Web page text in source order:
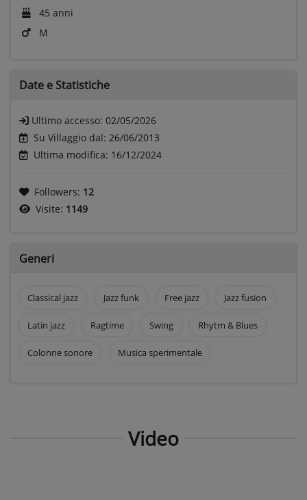
45 anni
M
Date e Statistiche
Ultimo accesso: 02/05/2026
Su Villaggio dal: 26/06/2013
Ultima modifica: 16/12/2024
Followers: 12
Visite: 1149
Generi
Classical jazz Jazz funk Free jazz Jazz fusion
Latin jazz Ragtime Swing Rhytm & Blues
Colonne sonore Musica sperimentale
Video